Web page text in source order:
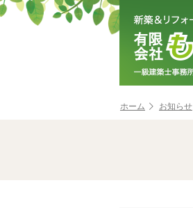
ホーム お知らせ